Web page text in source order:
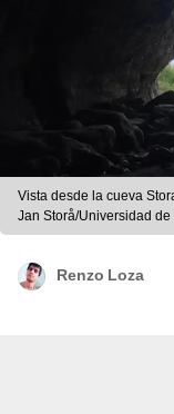
Vista desde la cueva
Jan Storå/Universidad de
Renzo Loza